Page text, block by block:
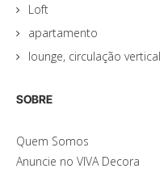
Loft
apartamento
lounge, circulação vertical
SOBRE
Quem Somos
Anuncie no VIVA Decora